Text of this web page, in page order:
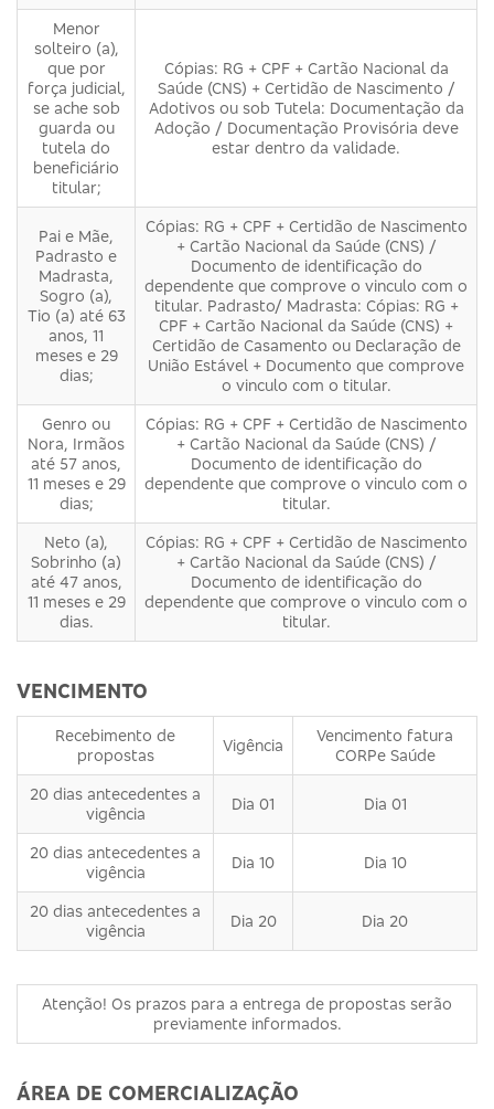
Menor
solteiro (a),
que por
força judicial,
se ache sob
guarda ou
tutela do
beneficiário
titular;
Cópias: RG + CPF + Cartão Nacional da
Saúde (CNS) + Certidão de Nascimento /
Adotivos ou sob Tutela: Documentação da
Adoção / Documentação Provisória deve
estar dentro da validade.
Pai e Mãe,
Padrasto e
Madrasta,
Sogro (a),
Tio (a) até 63
anos, 11
meses e 29
dias;
Cópias: RG + CPF + Certidão de Nascimento
+ Cartão Nacional da Saúde (CNS) /
Documento de identificação do
dependente que comprove o vinculo com o
titular. Padrasto/ Madrasta: Cópias: RG +
CPF + Cartão Nacional da Saúde (CNS) +
Certidão de Casamento ou Declaração de
União Estável + Documento que comprove
o vinculo com o titular.
Genro ou
Nora, Irmãos
até 57 anos,
11 meses e 29
dias;
Cópias: RG + CPF + Certidão de Nascimento
+ Cartão Nacional da Saúde (CNS) /
Documento de identificação do
dependente que comprove o vinculo com o
titular.
Neto (a),
Sobrinho (a)
até 47 anos,
11 meses e 29
dias.
Cópias: RG + CPF + Certidão de Nascimento
+ Cartão Nacional da Saúde (CNS) /
Documento de identificação do
dependente que comprove o vinculo com o
titular.
VENCIMENTO
Recebimento de
propostas
Vigência
Vencimento fatura
CORPe Saúde
20 dias antecedentes a
vigência
Dia 01 Dia 01
20 dias antecedentes a
vigência
Dia 10 Dia 10
20 dias antecedentes a
vigência
Dia 20 Dia 20
Atenção! Os prazos para a entrega de propostas serão
previamente informados.
ÁREA DE COMERCIALIZAÇÃO